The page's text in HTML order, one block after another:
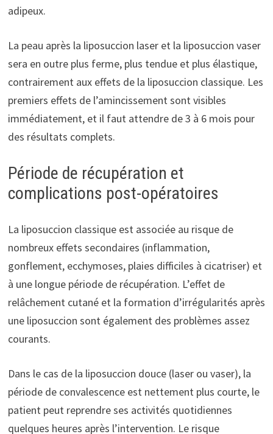
adipeux.
La peau après la liposuccion laser et la liposuccion vaser
sera en outre plus ferme, plus tendue et plus élastique,
contrairement aux effets de la liposuccion classique. Les
premiers effets de l’amincissement sont visibles
immédiatement, et il faut attendre de 3 à 6 mois pour
des résultats complets.
Période de récupération et
complications post-opératoires
La liposuccion classique est associée au risque de
nombreux effets secondaires (inflammation,
gonflement, ecchymoses, plaies difficiles à cicatriser) et
à une longue période de récupération. L’effet de
relâchement cutané et la formation d’irrégularités après
une liposuccion sont également des problèmes assez
courants.
Dans le cas de la liposuccion douce (laser ou vaser), la
période de convalescence est nettement plus courte, le
patient peut reprendre ses activités quotidiennes
quelques heures après l’intervention. Le risque